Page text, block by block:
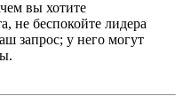
вы хотите
не беспокойте лидера
запрос; у него могут